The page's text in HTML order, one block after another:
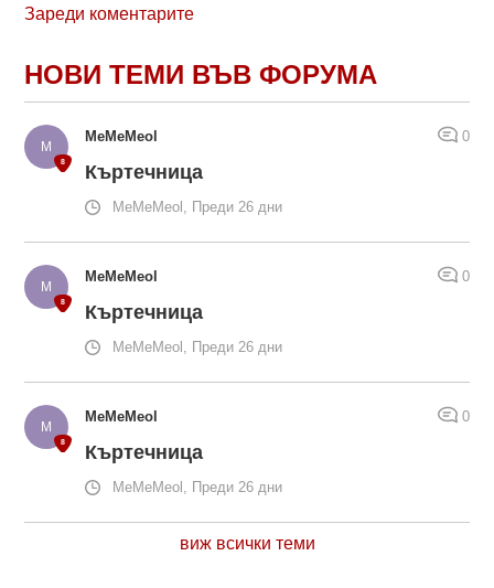
Зареди коментарите
НОВИ ТЕМИ ВЪВ ФОРУМА
MeMeMeol 0
Къртечница
MeMeMeol, Преди 26 дни
MeMeMeol 0
Къртечница
MeMeMeol, Преди 26 дни
MeMeMeol 0
Къртечница
MeMeMeol, Преди 26 дни
виж всички теми